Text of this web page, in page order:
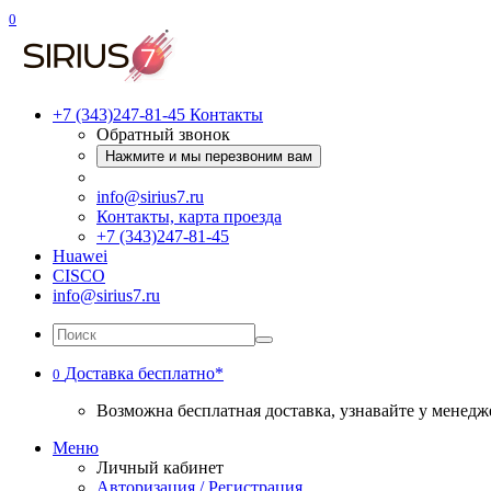
0
+7 (343)247-81-45 Контакты
Обратный звонок
Нажмите и мы перезвоним вам
info@sirius7.ru
Контакты, карта проезда
+7 (343)247-81-45
Huawei
CISCO
info@sirius7.ru
0 Доставка бесплатно*
Возможна бесплатная доставка, узнавайте у
Меню
Личный кабинет
Авторизация / Регистрация